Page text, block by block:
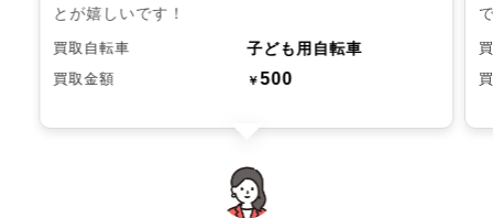
とが嬉しいです！
買取自転車 子ども用自転車
買取金額 ￥500
chevron_left chevron_right